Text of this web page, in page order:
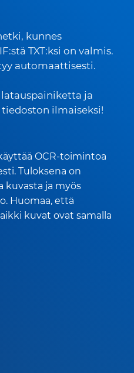
kunnes
TXT:ksi on valmis.
automaattisesti.
ja
ilmaiseksi!
OCR-toimintoa
Tuloksena on
kuvasta ja myös
Huomaa, että
kuvat ovat samalla